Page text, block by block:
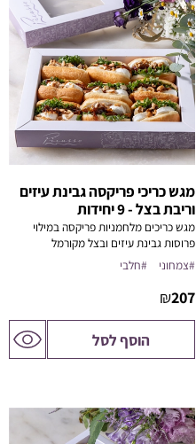
מגש כריכי פריקסה גבינת עיזים
וריבת בצל - 9 יחידות
מגש כריכים מלחמניות פריקסה במילוי
פרוסות גבינת עיזים ובצל מקורמל
#צמחוני
#חלבי
207
₪
הוסף לסל לדף
המוצר